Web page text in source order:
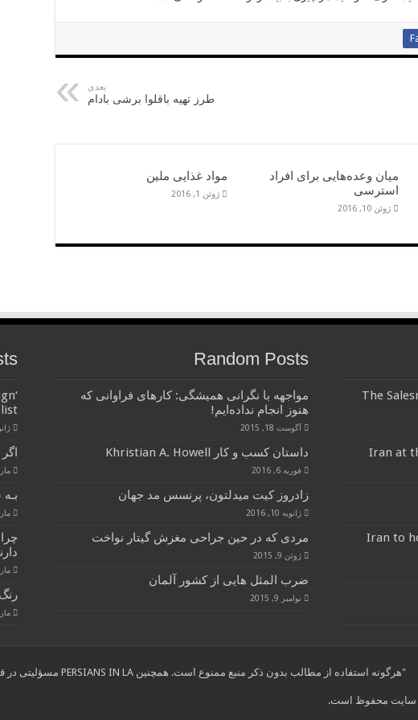
بعدی
طرز تهیه باقلوا برشی بادام
میان وعده‌هایی برای افراد
استرسی
ژوئن 10, 2016
مواد غذایی ملین
ژوئن 1, 2016
‘The
Iran at
Iran to
Random Posts
مواجهه با نگرانی همیشگی: کارهای فراوانی که
هنوز انجام نداده‌ایم!
آگوست 18, 2015
داستان کسب و کار Khristian A. Howell
فوریه 6, 2016
زادروز کیت میدلتون، پرنسس مد جهان
ژانویه 10, 2016
مردی که در حین جراحی مغزش گیتار نواخت
ژوئن 9, 2015
ضرب المثل هایی از کشور آلمان
نوامبر 9, 2015
مارس
مارس
مارس
مارس
"هرگونه استفاده از مطالب بدون ذکر منبع ممنوع است. همچنین PERSIANS IN LA مسؤلیتی در قبال نوشته های انتخاب شده از سایر وب سایتها ندارد."